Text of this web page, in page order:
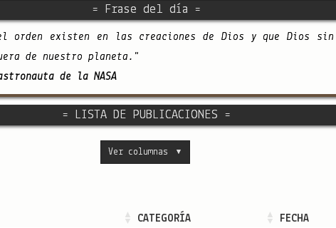
= Frase del día =
orden existen en las creaciones de Dios y que Dios sin
de nuestro planeta."
de la NASA
= LISTA DE PUBLICACIONES =
Ver columnas ▼
CATEGORÍA FECHA